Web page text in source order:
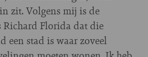
zit. Volgens mij is de
Florida dat die
een stad is waar zoveel